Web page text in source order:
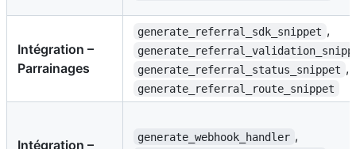
Intégration –
Parrainages
generate_referral_sdk_snippet ,
generate_referral_status_snippet ,
generate_referral_route_snippet
Intégration –
generate_webhook_handler ,